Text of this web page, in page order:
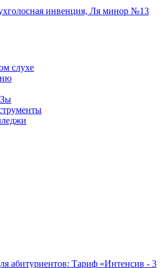
инвенция, Ля минор №13​
слухе